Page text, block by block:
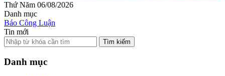
Thứ Năm 06/08/2026
Danh mục
Báo Công Luận
Tin mới
Tìm kiếm
Danh mục